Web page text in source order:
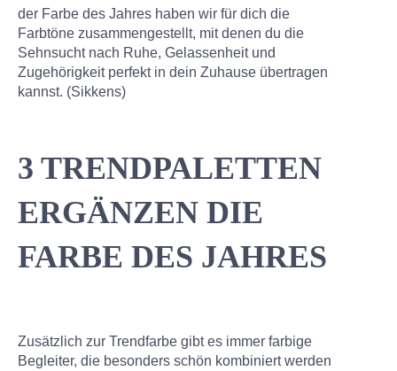
der Farbe des Jahres haben wir für dich die
Farbtöne zusammengestellt, mit denen du die
Sehnsucht nach Ruhe, Gelassenheit und
Zugehörigkeit perfekt in dein Zuhause übertragen
kannst. (Sikkens)
3 TRENDPALETTEN
ERGÄNZEN DIE
FARBE DES JAHRES
Zusätzlich zur Trendfarbe gibt es immer farbige
Begleiter, die besonders schön kombiniert werden